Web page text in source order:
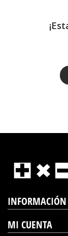
INFORMACIÓN
MI CUENTA